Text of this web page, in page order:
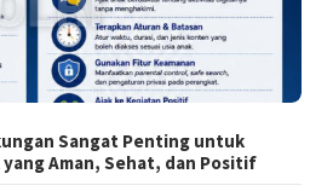
Sangat Penting untuk
Aman, Sehat, dan Positif